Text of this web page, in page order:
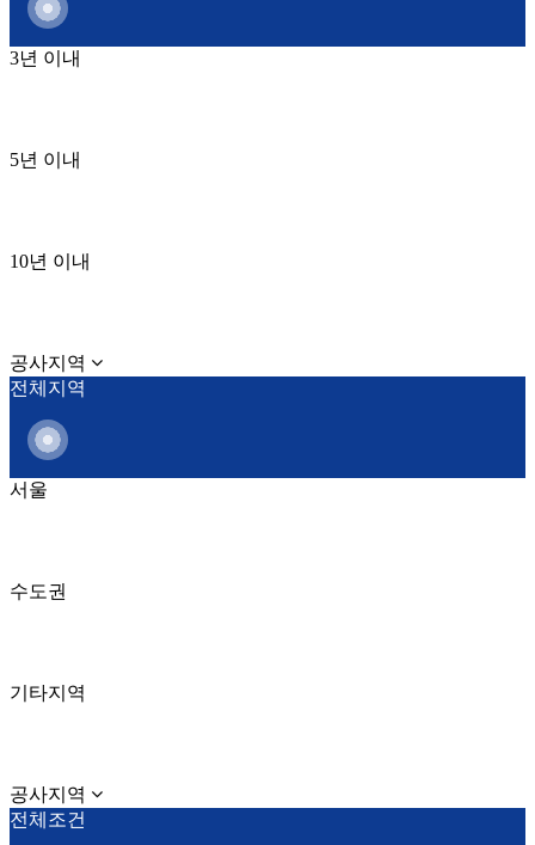
3년 이내
5년 이내
10년 이내
공사지역
전체지역
서울
수도권
기타지역
공사지역
전체조건